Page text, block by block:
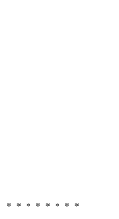
＊＊＊＊＊＊＊＊